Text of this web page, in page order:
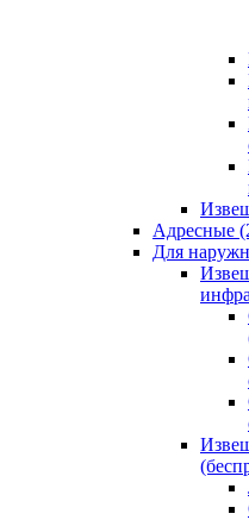
Адресные
Для